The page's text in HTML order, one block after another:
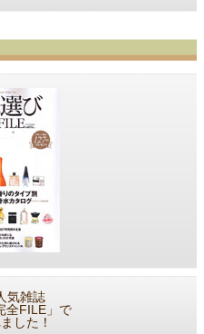
気雑誌
全FILE」で
した！